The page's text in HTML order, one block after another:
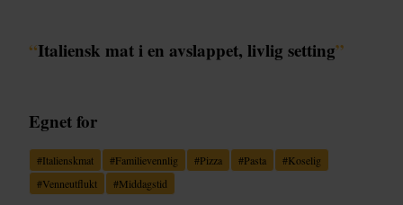
“Italiensk mat i en avslappet, livlig setting”
Egnet for
#Italienskmat #Familievennlig #Pizza #Pasta #Koselig
#Venneutflukt #Middagstid